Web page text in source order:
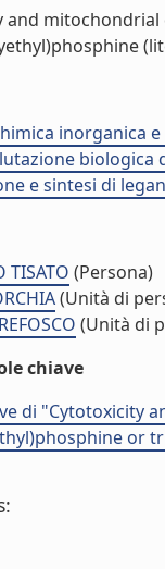
and
inorganica e
e sintesi di
TISATO (Persona)
(Unità di
(Unità di
chiave
di "Cytotoxicity
or